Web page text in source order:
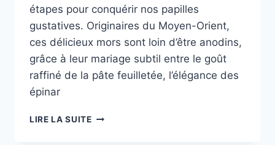
étapes pour conquérir nos papilles
gustatives. Originaires du Moyen-Orient,
ces délicieux mors sont loin d’être anodins,
grâce à leur mariage subtil entre le goût
raffiné de la pâte feuilletée, l’élégance des
épinar
LIRE LA SUITEBRIOUAT